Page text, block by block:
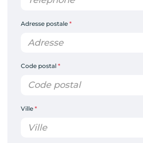
Adresse postale *
Code postal *
Ville *